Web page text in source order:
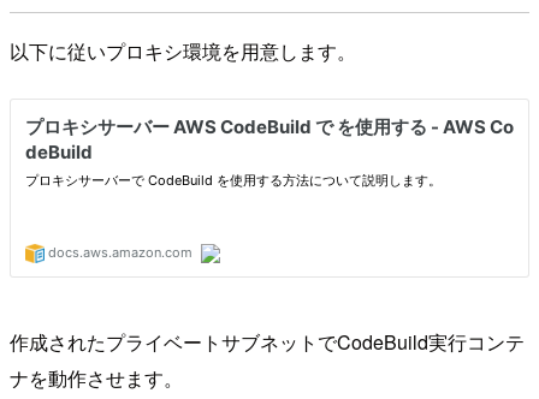
以下に従いプロキシ環境を用意します。
作成されたプライベートサブネットでCodeBuild実行コンテ
ナを動作させます。